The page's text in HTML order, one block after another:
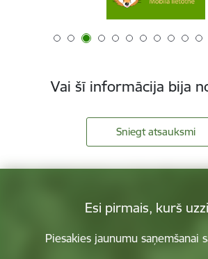
Vai šī informācija bija
Sniegt atsauksmi
Esi pirmais, kurš
Piesakies jaunumu saņemšanai